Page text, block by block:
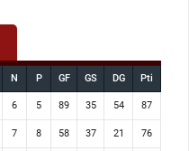
N P GF GS DG Pti
6 5 89 35 54 87
7 8 58 37 21 76